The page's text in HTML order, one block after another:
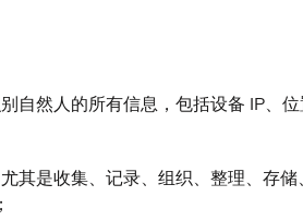
自然人的所有信息，包括设备 IP、位
其是收集、记录、组织、整理、存储